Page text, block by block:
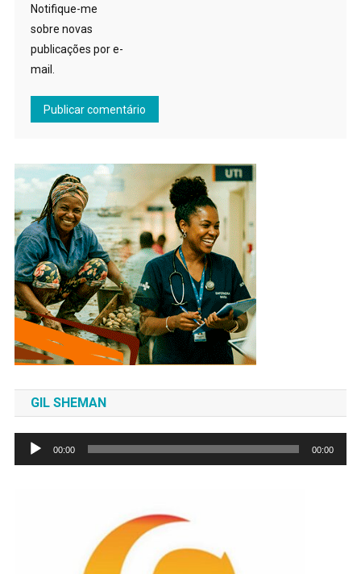
Notifique-me
sobre novas
publicações por e-
mail.
GIL SHEMAN
Tocador
00:00 00:00